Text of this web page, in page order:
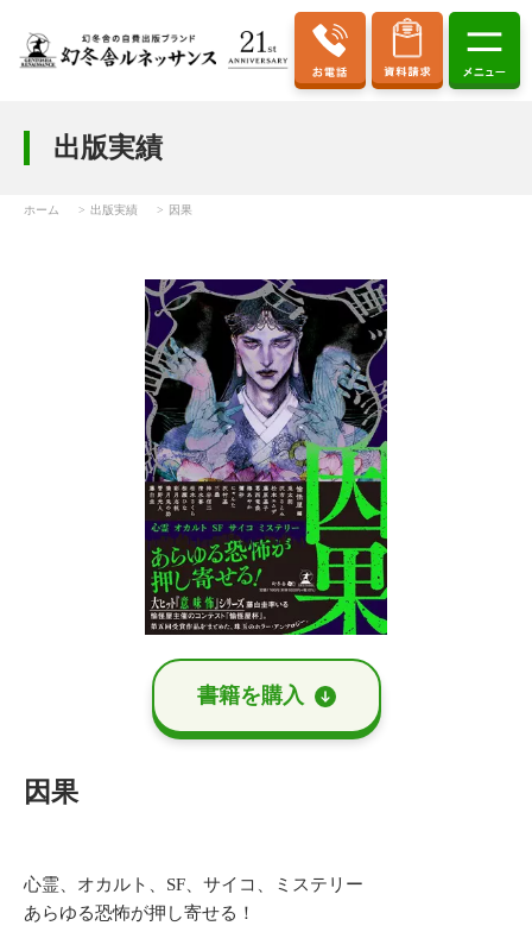
出版実績
ホーム 出版実績 因果
書籍を購⼊
因果
心霊、オカルト、SF、サイコ、ミステリー
あらゆる恐怖が押し寄せる！